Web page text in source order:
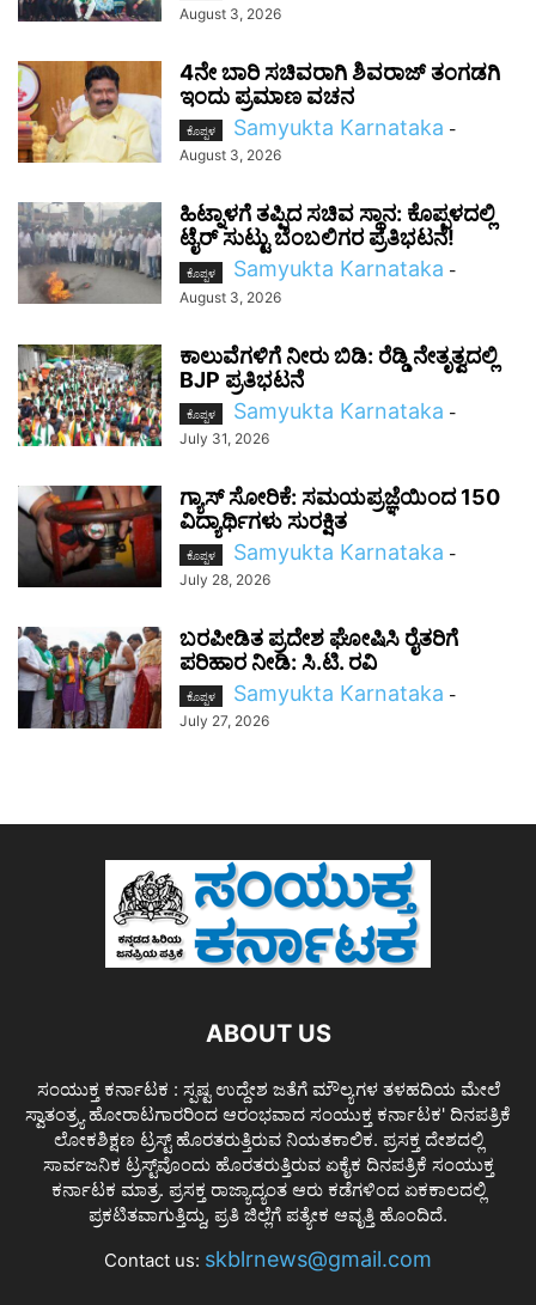
August 3, 2026
4ನೇ ಬಾರಿ ಸಚಿವರಾಗಿ ಶಿವರಾಜ್ ತಂಗಡಗಿ
ಇಂದು ಪ್ರಮಾಣ ವಚನ
ಕೊಪ್ಪಳ Samyukta Karnataka -
August 3, 2026
ಹಿಟ್ನಾಳಗೆ ತಪ್ಪಿದ ಸಚಿವ ಸ್ಥಾನ: ಕೊಪ್ಪಳದಲ್ಲಿ
ಟೈರ್ ಸುಟ್ಟು ಬೆಂಬಲಿಗರ ಪ್ರತಿಭಟನೆ!
ಕೊಪ್ಪಳ Samyukta Karnataka -
August 3, 2026
ಕಾಲುವೆಗಳಿಗೆ ನೀರು ಬಿಡಿ: ರೆಡ್ಡಿ ನೇತೃತ್ವದಲ್ಲಿ
BJP ಪ್ರತಿಭಟನೆ
ಕೊಪ್ಪಳ Samyukta Karnataka -
July 31, 2026
ಗ್ಯಾಸ್ ಸೋರಿಕೆ: ಸಮಯಪ್ರಜ್ಞೆಯಿಂದ 150
ವಿದ್ಯಾರ್ಥಿಗಳು ಸುರಕ್ಷಿತ
ಕೊಪ್ಪಳ Samyukta Karnataka -
July 28, 2026
ಬರಪೀಡಿತ ಪ್ರದೇಶ ಘೋಷಿಸಿ ರೈತರಿಗೆ
ಪರಿಹಾರ ನೀಡಿ: ಸಿ.ಟಿ. ರವಿ
ಕೊಪ್ಪಳ Samyukta Karnataka -
July 27, 2026
ABOUT US
ಸಂಯುಕ್ತ ಕರ್ನಾಟಕ : ಸ್ಪಷ್ಟ ಉದ್ದೇಶ ಜತೆಗೆ ಮೌಲ್ಯಗಳ ತಳಹದಿಯ ಮೇಲೆ
ಸ್ವಾತಂತ್ರ್ಯ ಹೋರಾಟಗಾರರಿಂದ ಆರಂಭವಾದ ಸಂಯುಕ್ತ ಕರ್ನಾಟಕ' ದಿನಪತ್ರಿಕೆ
ಲೋಕಶಿಕ್ಷಣ ಟ್ರಸ್ಟ್ ಹೊರತರುತ್ತಿರುವ ನಿಯತಕಾಲಿಕ. ಪ್ರಸಕ್ತ ದೇಶದಲ್ಲಿ
ಸಾರ್ವಜನಿಕ ಟ್ರಸ್ಟ್‌ವೊಂದು ಹೊರತರುತ್ತಿರುವ ಏಕೈಕ ದಿನಪತ್ರಿಕೆ ಸಂಯುಕ್ತ
ಕರ್ನಾಟಕ ಮಾತ್ರ. ಪ್ರಸಕ್ತ ರಾಜ್ಯಾದ್ಯಂತ ಆರು ಕಡೆಗಳಿಂದ ಏಕಕಾಲದಲ್ಲಿ
ಪ್ರಕಟಿತವಾಗುತ್ತಿದ್ದು, ಪ್ರತಿ ಜಿಲ್ಲೆಗೆ ಪತ್ಯೇಕ ಆವೃತ್ತಿ ಹೊಂದಿದೆ.
Contact us: skblrnews@gmail.com